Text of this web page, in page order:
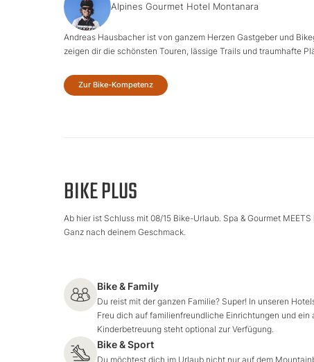
Alpines Gourmet Hotel Montanara
Andreas Hausbacher ist von ganzem Herzen Gastgeber und
zeigen dir die schönsten Touren, lässige Trails und traumhafte
Zur Bike-Kompetenz
BIKE PLUS
Ab hier ist Schluss mit 08/15 Bike-Urlaub. Spa & Gourmet
Ganz nach deinem Geschmack.
Bike & Family
Du reist mit der ganzen Familie? Super! In unseren
Freu dich auf familienfreundliche Einrichtungen und
Kinderbetreuung steht optional zur Verfügung.
Bike & Sport
Du möchtest dich im Urlaub nicht nur auf dem